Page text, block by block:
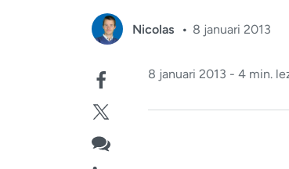
Nicolas 8 januari 2013
8 januari 2013 - 4 min.